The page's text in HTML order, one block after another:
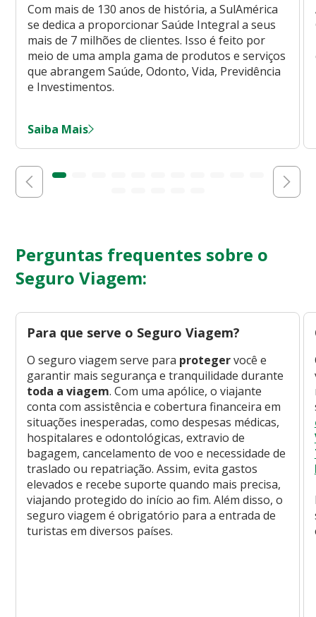
Com mais de 130 anos de história, a SulAmérica
se dedica a proporcionar Saúde Integral a seus
mais de 7 milhões de clientes. Isso é feito por
meio de uma ampla gama de produtos e serviços
que abrangem Saúde, Odonto, Vida, Previdência
e Investimentos.
Saiba Mais
Perguntas frequentes sobre o
Seguro Viagem:
Para que serve o Seguro Viagem?
O seguro viagem serve para protegervocê e
garantir mais segurança e tranquilidade durante
toda a viagem. Com uma apólice, o viajante
conta com assistência e cobertura financeira em
situações inesperadas, como despesas médicas,
hospitalares e odontológicas, extravio de
bagagem, cancelamento de voo e necessidade de
traslado ou repatriação. Assim, evita gastos
elevados e recebe suporte quando mais precisa,
viajando protegido do início ao fim. Além disso, o
seguro viagem é obrigatório para a entrada de
turistas em diversos países.